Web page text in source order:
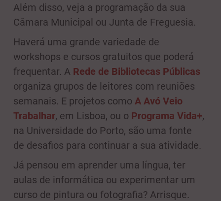
Além disso, veja a programação da sua
Câmara Municipal ou Junta de Freguesia.
Haverá uma grande variedade de
workshops e cursos gratuitos que poderá
frequentar. A Rede de Bibliotecas Públicas
organiza grupos de leitores com reuniões
semanais. E projetos como A Avó Veio
Trabalhar, em Lisboa, ou o Programa Vida+,
na Universidade do Porto, são uma fonte
de desafios para continuar a sua atividade.
Já pensou em aprender uma língua, ter
aulas de informática ou experimentar um
curso de pintura ou fotografia? Arrisque.